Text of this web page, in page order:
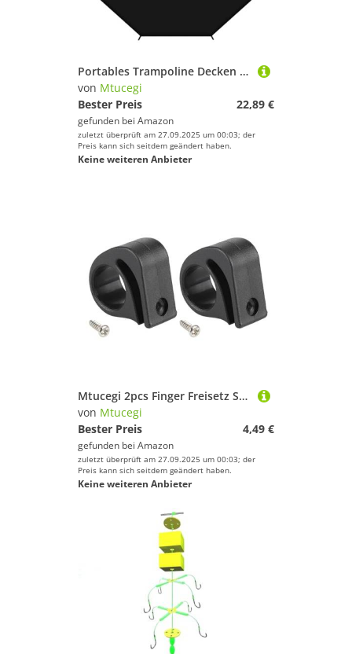
Portables Trampoline Decken Sonnenbeständige Maschen Freien Freien Für Terrassen Gartengarten Leicht Installieren Überdachungen
von Mtucegi
Bester Preis
22,89 €
gefunden bei Amazon
zuletzt überprüft am 27.09.2025 um 00:03; der
Preis kann sich seitdem geändert haben.
Keine weiteren Anbieter
Mtucegi 2pcs Finger Freisetz Schnell Hebel Klappschlüssel Schränke Schnallen Rollerschlüssel Schränner Schutzverschluss Für M365 Elektrische Rollerzubehör
von Mtucegi
Bester Preis
4,49 €
gefunden bei Amazon
zuletzt überprüft am 27.09.2025 um 00:03; der
Preis kann sich seitdem geändert haben.
Keine weiteren Anbieter